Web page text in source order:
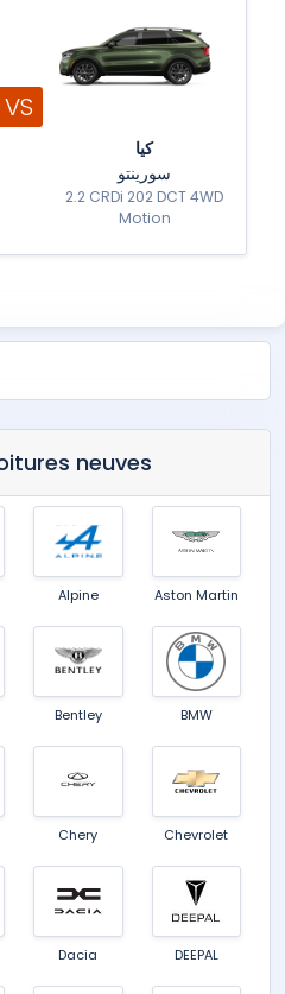
VS
كيا
سورينتو
2.2 CRDi 202 DCT 4WD
Motion
neuves
Alpine Aston Martin
Bentley BMW
Chery Chevrolet
Dacia DEEPAL